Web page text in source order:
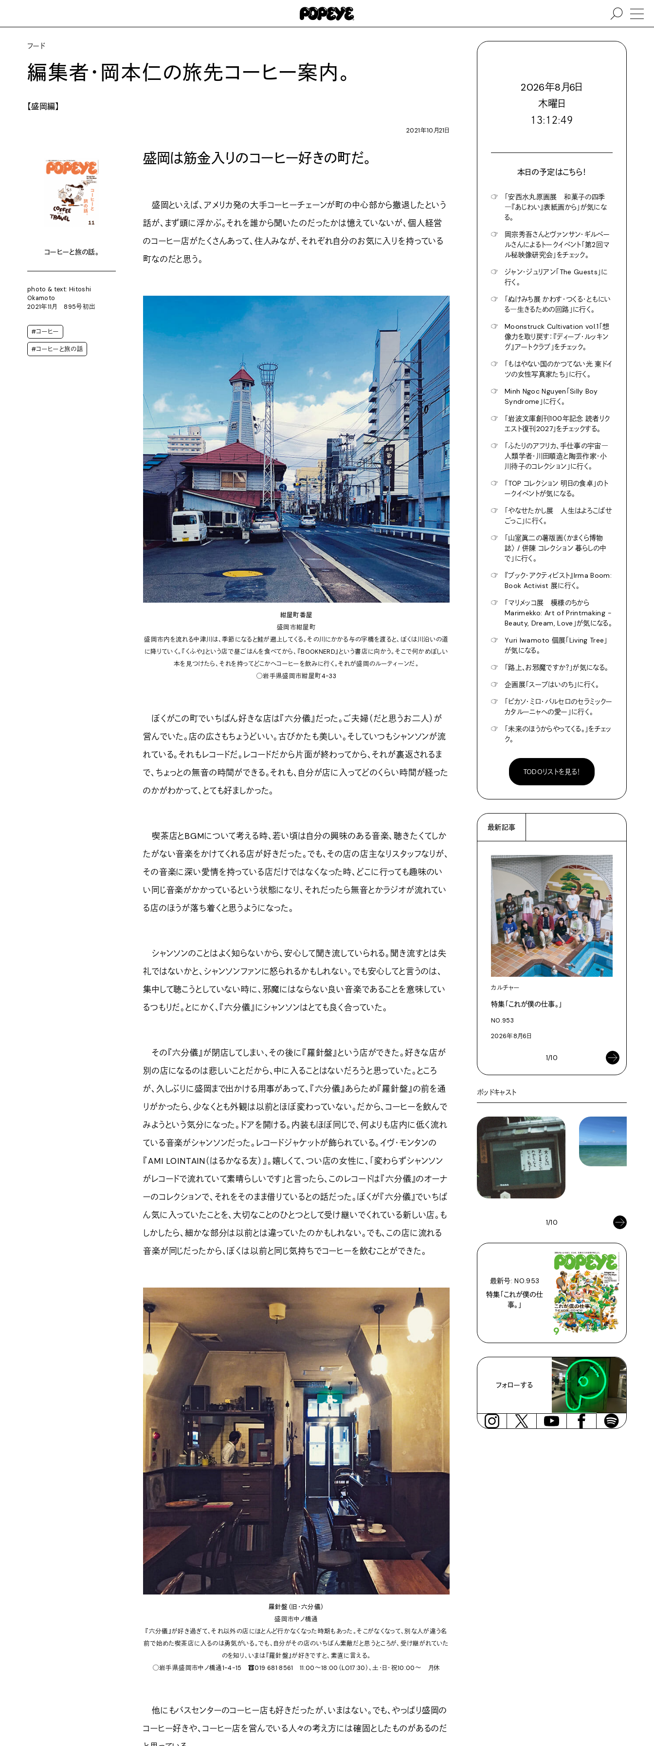
フード
編集者・岡本仁の旅先コーヒー案内。
【盛岡編】
2021年10月21日
コーヒーと旅の話。
photo & text: Hitoshi
Okamoto
2021年11月 895号初出
#コーヒー
#コーヒーと旅の話
盛岡は筋金入りのコーヒー好きの町だ。
盛岡といえば、アメリカ発の大手コーヒーチェーンが町の中心部から撤退したという
話が、まず頭に浮かぶ。それを誰から聞いたのだったかは憶えていないが、個人経営
のコーヒー店がたくさんあって、住人みなが、それぞれ自分のお気に入りを持っている
町なのだと思う。
紺屋町番屋
盛岡市紺屋町
盛岡市内を流れる中津川は、季節になると鮭が遡上してくる。その川にかかる与の字橋を渡ると、ぼくは川沿いの道
に降りていく。『くふや』という店で昼ごはんを食べてから、『BOOKNERD』という書店に向かう。そこで何かめぼしい
本を見つけたら、それを持ってどこかへコーヒーを飲みに行く。それが盛岡のルーティーンだ。
◯岩手県盛岡市紺屋町4-33
ぼくがこの町でいちばん好きな店は『六分儀』だった。ご夫婦（だと思うお二人）が
営んでいた。店の広さもちょうどいい。古びかたも美しい。そしていつもシャンソンが流
れている。それもレコードだ。レコードだから片面が終わってから、それが裏返されるま
で、ちょっとの無音の時間ができる。それも、自分が店に入ってどのくらい時間が経った
のかがわかって、とても好ましかった。
喫茶店とBGMについて考える時、若い頃は自分の興味のある音楽、聴きたくてしか
たがない音楽をかけてくれる店が好きだった。でも、その店の店主なりスタッフなりが、
その音楽に深い愛情を持っている店だけではなくなった時、どこに行っても趣味のい
い同じ音楽がかかっているという状態になり、それだったら無音とかラジオが流れてい
る店のほうが落ち着くと思うようになった。
シャンソンのことはよく知らないから、安心して聞き流していられる。聞き流すとは失
礼ではないかと、シャンソンファンに怒られるかもしれない。でも安心してと言うのは、
集中して聴こうとしていない時に、邪魔にはならない良い音楽であることを意味してい
るつもりだ。とにかく、『六分儀』にシャンソンはとても良く合っていた。
その『六分儀』が閉店してしまい、その後に『羅針盤』という店ができた。好きな店が
別の店になるのは悲しいことだから、中に入ることはないだろうと思っていた。ところ
が、久しぶりに盛岡まで出かける用事があって、『六分儀』あらため『羅針盤』の前を通
りがかったら、少なくとも外観は以前とほぼ変わっていない。だから、コーヒーを飲んで
みようという気分になった。ドアを開ける。内装もほぼ同じで、何よりも店内に低く流れ
ている音楽がシャンソンだった。レコードジャケットが飾られている。イヴ・モンタンの
『AMI LOINTAIN（はるかなる友）』。嬉しくて、つい店の女性に、「変わらずシャンソン
がレコードで流れていて素晴らしいです」と言ったら、このレコードは『六分儀』のオーナ
ーのコレクションで、それをそのまま借りているとの話だった。ぼくが『六分儀』でいちば
ん気に入っていたことを、大切なことのひとつとして受け継いでくれている新しい店。も
しかしたら、細かな部分は以前とは違っていたのかもしれない。でも、この店に流れる
音楽が同じだったから、ぼくは以前と同じ気持ちでコーヒーを飲むことができた。
羅針盤（旧・六分儀）
盛岡市中ノ橋通
『六分儀』が好き過ぎて、それ以外の店にほとんど行かなくなった時期もあった。そこがなくなって、別な人が違う名
前で始めた喫茶店に入るのは勇気がいる。でも、自分がその店のいちばん素敵だと思うところが、受け継がれていた
のを知り、いまは『羅針盤』が好きですと、素直に言える。
◯岩手県盛岡市中ノ橋通1-4-15 ☎019·681·8561 11:00～18:00（LO17:30）、土・日・祝10:00～ 月休
他にもバスセンターのコーヒー店も好きだったが、いまはない。でも、やっぱり盛岡の
コーヒー好きや、コーヒー店を営んでいる人々の考え方には確固としたものがあるのだ
2026年8月6日
木曜日
１３:１２:５０
本日の予定はこちら！
☞
「安西水丸原画展 和菓子の四季
―『あじわい』表紙画から」が気にな
る。
☞
岡宗秀吾さんとヴァンサン・ギルベー
ルさんによるトークイベント「第2回マ
ル秘映像研究会」をチェック。
☞
ジャン・ジュリアン「The Guests」に
行く。
☞
「ぬけみち展 かわす・つくる・ともにい
る―生きるための回路」に行く。
☞
Moonstruck Cultivation vol.1「想
像力を取り戻す：『ディープ・ルッキン
グ』アートクラブ」をチェック。
☞
「もはやない国のかつてない光 東ドイ
ツの女性写真家たち」に行く。
☞
Minh Ngoc Nguyen「Silly Boy
Syndrome」に行く。
☞
「岩波文庫創刊100年記念 読者リク
エスト復刊2027」をチェックする。
☞
「ふたりのアフリカ、手仕事の宇宙―
人類学者・川田順造と陶芸作家・小
川待子のコレクション」に行く。
☞
「TOP コレクション 明日の食卓」のト
ークイベントが気になる。
☞
「やなせたかし展 人生はよろこばせ
ごっこ」に行く。
☞
「山室眞二の薯版画〈かまくら博物
誌〉 / 併陳 コレクション 暮らしの中
で」に行く。
☞
『ブック・アクティビスト』Irma Boom:
Book Activist 展に行く。
☞
「マリメッコ展 模様のちから
Marimekko: Art of Printmaking -
Beauty, Dream, Love」が気になる。
☞
Yuri Iwamoto 個展「Living Tree」
が気になる。
☞
「路上、お邪魔ですか？」が気になる。
☞
企画展「スープはいのち」に行く。
☞
「ピカソ・ミロ・バルセロのセラミックー
カタルーニャへの愛ー」に行く。
☞
「未来のほうからやってくる。」をチェッ
ク。
TODOリストを見る！
最新記事
カルチャー
特集「これが僕の仕事。」
NO.953
2026年8月6日
1/10
ポッドキャスト
1/10
最新号: NO.953
特集「これが僕の仕
事。」
フォローする